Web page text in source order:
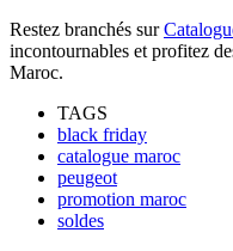
Restez branchés sur
incontournables et profitez
Maroc.
TAGS
black friday
catalogue maroc
peugeot
promotion maroc
soldes